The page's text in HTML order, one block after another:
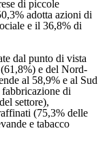
di piccole
adotta azioni di
e il 36,8% di
dal punto di vista
e del Nord-
al 58,9% e al Sud
di
settore),
(75,3% delle
e tabacco